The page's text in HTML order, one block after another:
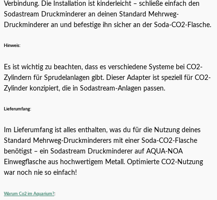
Verbindung. Die Installation ist kinderleicht – schließe einfach den
Sodastream Druckminderer an deinen Standard Mehrweg-
Druckminderer an und befestige ihn sicher an der Soda-CO2-Flasche.
Hinweis:
Es ist wichtig zu beachten, dass es verschiedene Systeme bei CO2-
Zylindern für Sprudelanlagen gibt. Dieser Adapter ist speziell für CO2-
Zylinder konzipiert, die in Sodastream-Anlagen passen.
Lieferumfang:
Im Lieferumfang ist alles enthalten, was du für die Nutzung deines
Standard Mehrweg-Druckminderers mit einer Soda-CO2-Flasche
benötigst – ein Sodastream Druckminderer auf AQUA-NOA
Einwegflasche aus hochwertigem Metall. Optimierte CO2-Nutzung
war noch nie so einfach!
Warum Co2 im Aquarium?: